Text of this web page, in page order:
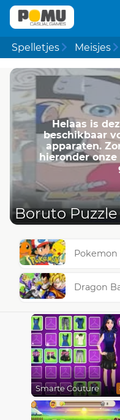
Spelletjes Meisjes
Helaas is
beschikbaar
apparaten.
hieronder
Boruto Puzzle
Dragon
Smarte Couture